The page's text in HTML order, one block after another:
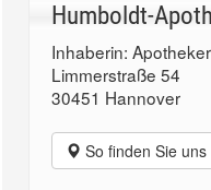
Humboldt-
Inhaberin:
Limmerstraße 54
30451 Hannover
So finden Sie uns